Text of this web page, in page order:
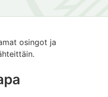
osingot ja